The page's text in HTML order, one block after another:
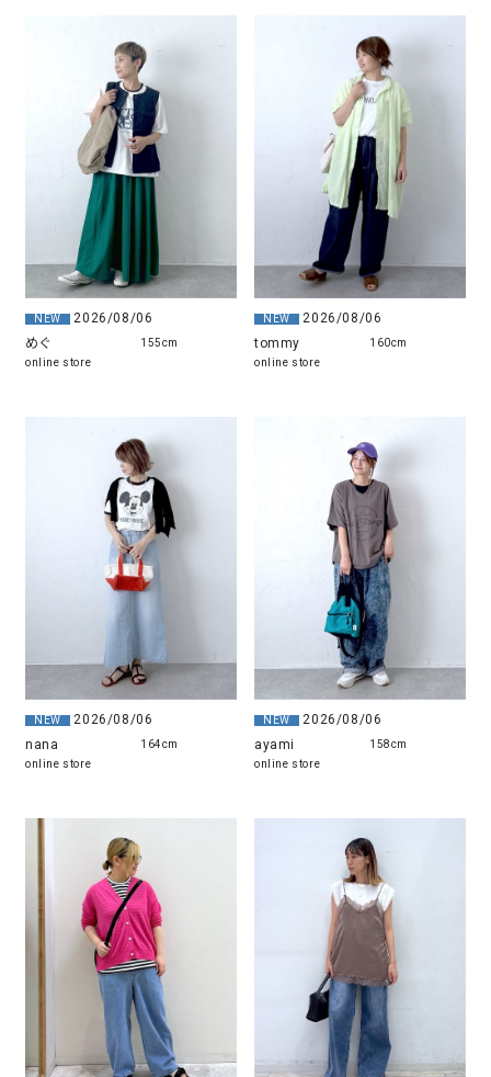
NEW
2026/08/06
めぐ
online store
155cm
NEW
2026/08/06
tommy
online store
160cm
NEW
2026/08/06
nana
online store
164cm
NEW
2026/08/06
ayami
online store
158cm